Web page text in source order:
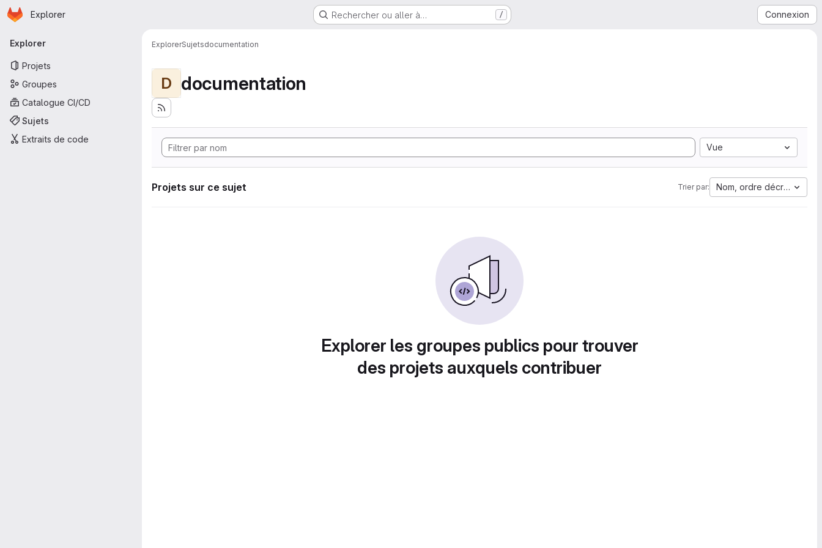
Passer au contenu principal
Page d'accueil
Explorer Rechercher ou aller à… / Connexion
Navigation principale
Explorer
Projets
Groupes
Catalogue CI/CD
Sujets
Extraits de code
ExplorerSujetsdocumentation
D documentation
Vue
Projets sur ce sujet Trier par: Nom, ordre décroissant
Explorer les groupes publics pour trouver
des projets auxquels contribuer